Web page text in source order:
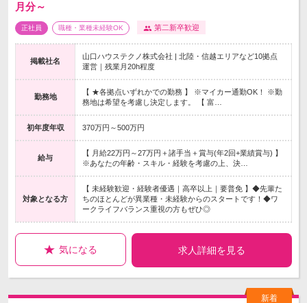
月分～
正社員 職種・業種未経験OK 第二新卒歓迎
掲載社名
山口ハウステクノ株式会社 | 北陸・信越エリアなど10拠点
運営｜残業月20h程度
勤務地
【 ★各拠点いずれかでの勤務 】 ※マイカー通勤OK！ ※勤
務地は希望を考慮し決定します。 【 富…
初年度年収 370万円～500万円
給与
【 月給22万円～27万円＋諸手当＋賞与(年2回+業績賞与) 】
※あなたの年齢・スキル・経験を考慮の上、決…
対象となる方
【 未経験歓迎・経験者優遇｜高卒以上｜要普免 】◆先輩た
ちのほとんどが異業種・未経験からのスタートです！◆ワ
ークライフバランス重視の方もぜひ◎
気になる 求人詳細を見る